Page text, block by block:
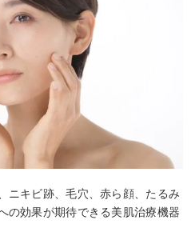
ニキビ跡、毛穴、赤ら顔、たるみ
の効果が期待できる美肌治療機器